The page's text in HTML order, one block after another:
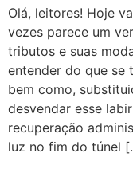
Olá, leitores! Hoje
vezes parece um
tributos e suas
entender do que se
bem como,
desvendar esse
recuperação
luz no fim do túnel